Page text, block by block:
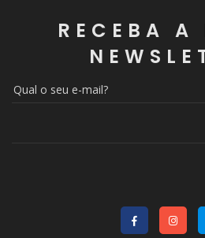
RECEBA A